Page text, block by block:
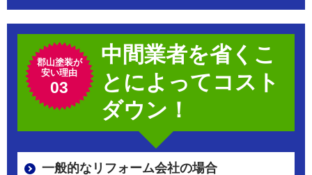
郡山塗装が
安い理由
03
中間業者を省くこ
とによってコスト
ダウン！
一般的なリフォーム会社の場合